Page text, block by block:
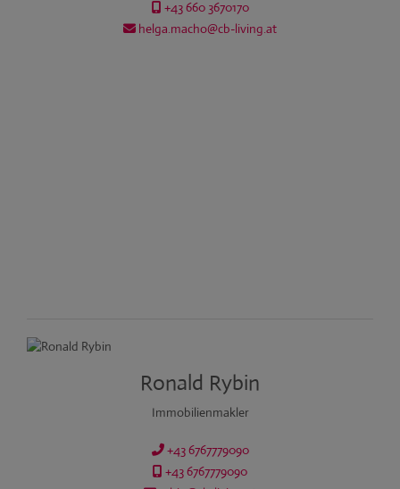
+43 660 3670170
helga.macho@cb-living.at
Ronald Rybin
Immobilienmakler
+43 6767779090
+43 6767779090